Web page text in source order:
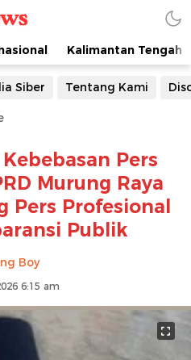
Kalimantan Tengah
Siber Tentang Kami
Pers
Murung Raya
Pers Profesional
Publik
Boy
6:15 am